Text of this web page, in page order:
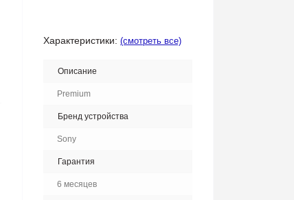
Характеристики: (смотреть все)
Описание
Premium
Бренд устройства
Sony
Гарантия
6 месяцев